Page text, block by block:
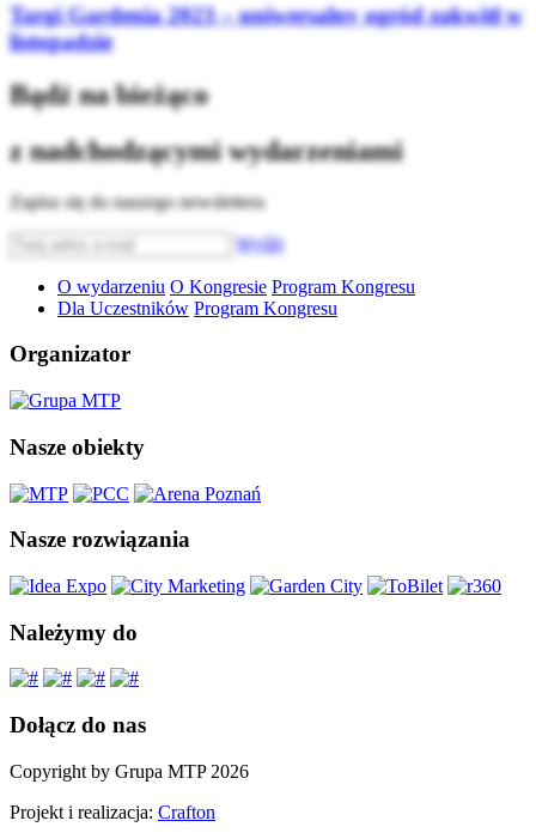
Targi Gardenia 2023 – uniwersalny ogród zakwitł w
listopadzie
Bądź na bieżąco
z nadchodzącymi wydarzeniami
Zapisz się do naszego newslettera
Wyślij
O wydarzeniu O Kongresie Program Kongresu
Dla Uczestników Program Kongresu
Organizator
Nasze obiekty
Nasze rozwiązania
Należymy do
Dołącz do nas
Copyright by Grupa MTP 2026
Projekt i realizacja: Crafton